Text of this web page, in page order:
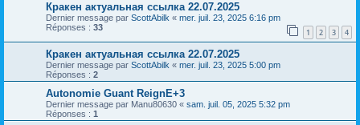
Кракен актуальная ссылка 22.07.2025
Dernier message par ScottAbilk « mer. juil. 23, 2025 6:16 pm
Réponses : 33 1 2 3 4
Кракен актуальная ссылка 22.07.2025
Dernier message par ScottAbilk « mer. juil. 23, 2025 5:00 pm
Réponses : 2
Autonomie Guant ReignE+3
Dernier message par Manu80630 « sam. juil. 05, 2025 5:32 pm
Réponses : 1